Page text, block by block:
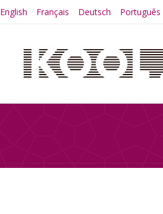
English Français Deutsch Português